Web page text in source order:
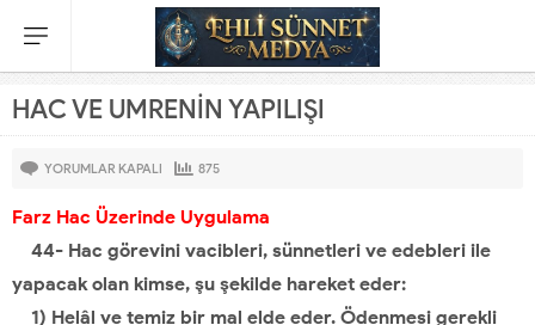
HAC VE UMRENİN YAPILIŞI
YORUMLAR KAPALI 875
Farz Hac Üzerinde Uygulama
44- Hac görevini vacibleri, sünnetleri ve edebleri ile
yapacak olan kimse, şu şekilde hareket eder:
1) Helâl ve temiz bir mal elde eder. Ödenmesi gerekli